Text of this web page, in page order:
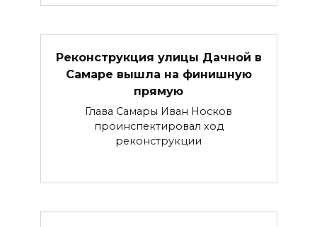
Реконструкция улицы Дачной в
Самаре вышла на финишную
прямую
Глава Самары Иван Носков
проинспектировал ход
реконструкции